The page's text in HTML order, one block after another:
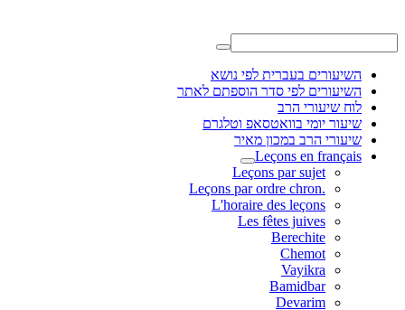
השיעורים בעברית לפי נושא
השיעורים לפי סדר הוספתם לאתר
לוח שיעורי הרב
שיעור יומי בוואטסאפ וטלגרם
שיעורי הרב במכון מאיר
Leçons en français
Leçons par sujet
.Leçons par ordre chron
L'horaire des leçons
Les fêtes juives
Berechite
Chemot
Vayikra
Bamidbar
Devarim